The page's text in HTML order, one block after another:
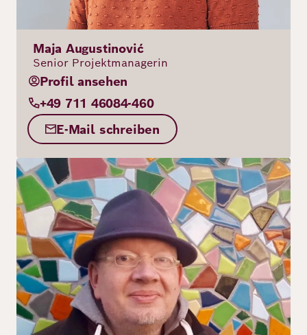
Maja Augustinović
Senior Projektmanagerin
Profil ansehen
+49 711 46084-460
E-Mail schreiben
Bild